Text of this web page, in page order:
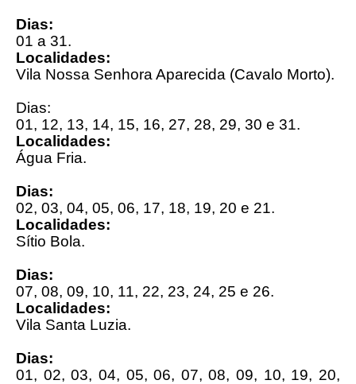
Dias:
01 a 31.
Localidades:
Vila Nossa Senhora Aparecida (Cavalo Morto).
Dias:
01, 12, 13, 14, 15, 16, 27, 28, 29, 30 e 31.
Localidades:
Água Fria.
Dias:
02, 03, 04, 05, 06, 17, 18, 19, 20 e 21.
Localidades:
Sítio Bola.
Dias:
07, 08, 09, 10, 11, 22, 23, 24, 25 e 26.
Localidades:
Vila Santa Luzia.
Dias:
01, 02, 03, 04, 05, 06, 07, 08, 09, 10, 19, 20,